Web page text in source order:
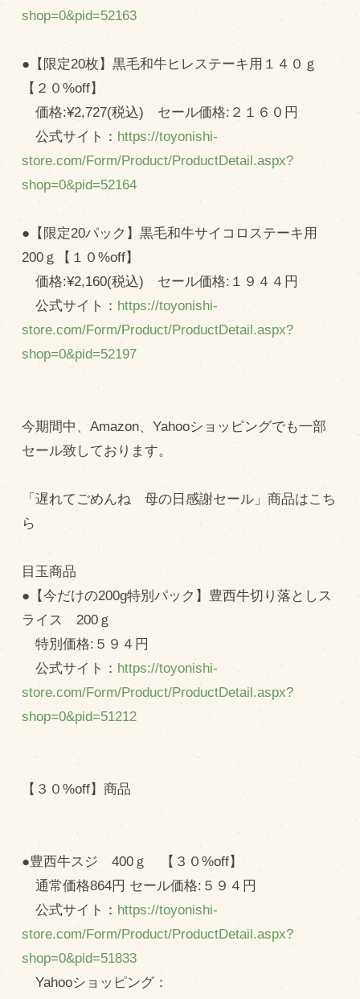
shop=0&pid=52163
●【限定20枚】黒毛和牛ヒレステーキ用１４０ｇ
【２０%off】
価格:¥2,727(税込) セール価格:２１６０円
公式サイト： https://toyonishi-
store.com/Form/Product/ProductDetail.aspx?
shop=0&pid=52164
●【限定20パック】黒毛和牛サイコロステーキ用
200ｇ【１０%off】
価格:¥2,160(税込) セール価格:１９４４円
公式サイト： https://toyonishi-
store.com/Form/Product/ProductDetail.aspx?
shop=0&pid=52197
今期間中、Amazon、Yahooショッピングでも一部
セール致しております。
「遅れてごめんね 母の日感謝セール」商品はこち
ら
目玉商品
●【今だけの200g特別パック】豊西牛切り落としス
ライス 200ｇ
特別価格:５９４円
公式サイト： https://toyonishi-
store.com/Form/Product/ProductDetail.aspx?
shop=0&pid=51212
【３０%off】商品
●豊西牛スジ 400ｇ 【３０%off】
通常価格864円 セール価格:５９４円
公式サイト：https://toyonishi-
store.com/Form/Product/ProductDetail.aspx?
shop=0&pid=51833
Yahooショッピング：
個人のお客様
Facebook
LINE公式アカウント
Instagram